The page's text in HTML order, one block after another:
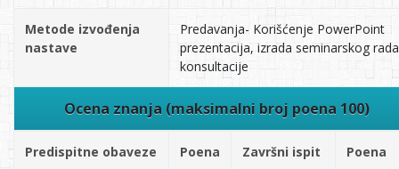
Metode izvođenja
nastave
Predavanja- Korišćenje PowerPoint
prezentacija, izrada seminarskog
konsultacije
Ocena znanja (maksimalni broj poena 100)
Predispitne obaveze Poena Završni ispit Poena